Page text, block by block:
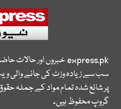
express.pkخبروں اور حالات
سب سے زیادہ وزٹ کی جانے والی
پر شائع شدہ تمام مواد کے جملہ
گروپ محفوظ ہیں۔